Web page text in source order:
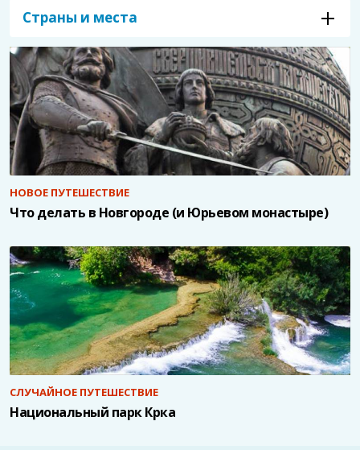
Страны и места
НОВОЕ ПУТЕШЕСТВИЕ
Что делать в Новгороде (и Юрьевом монастыре)
СЛУЧАЙНОЕ ПУТЕШЕСТВИЕ
Национальный парк Крка